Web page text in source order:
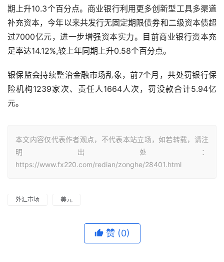
期上升10.3个百分点。商业银行利用更多创新型工具多渠道
补充资本，今年以来共发行无固定期限债券和二级资本债超
过7000亿元，进一步增强资本实力。目前商业银行资本充
足率达14.12%,较上年同期上升0.58个百分点。
银保监会持续整治金融市场乱象，前7个月，共处罚银行保
险机构1239家次、责任人1664人次，罚没款合计5.94亿
元。
本文内容仅代表作者观点，不代表本站立场，如若转载，请注
明出处：
https://www.fx220.com/redian/zonghe/28401.html
外汇市场 美元
赞 (0)